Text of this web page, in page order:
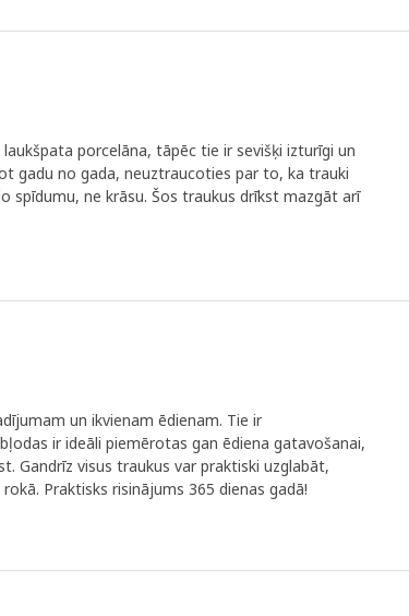
porcelāna, tāpēc tie ir sevišķi izturīgi un
gadu no gada, neuztraucoties par to, ka trauki
spīdumu, ne krāsu. Šos traukus drīkst mazgāt arī
un ikvienam ēdienam. Tie ir
ir ideāli piemērotas gan ēdiena gatavošanai,
Gandrīz visus traukus var praktiski uzglabāt,
Praktisks risinājums 365 dienas gadā!